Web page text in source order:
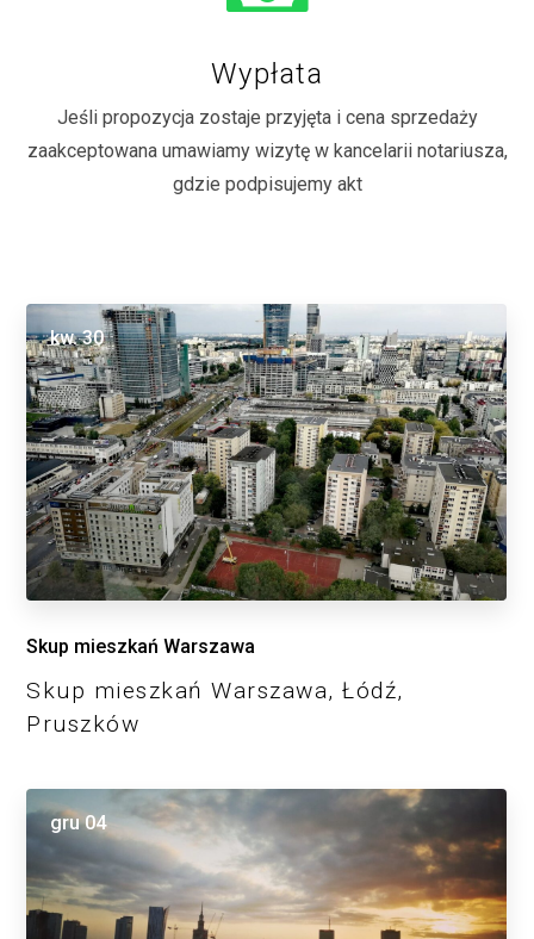
Wypłata
Jeśli propozycja zostaje przyjęta i cena sprzedaży
zaakceptowana umawiamy wizytę w kancelarii notariusza,
gdzie podpisujemy akt
kw. 30
Skup mieszkań Warszawa
Skup mieszkań Warszawa, Łódź,
Pruszków
gru 04